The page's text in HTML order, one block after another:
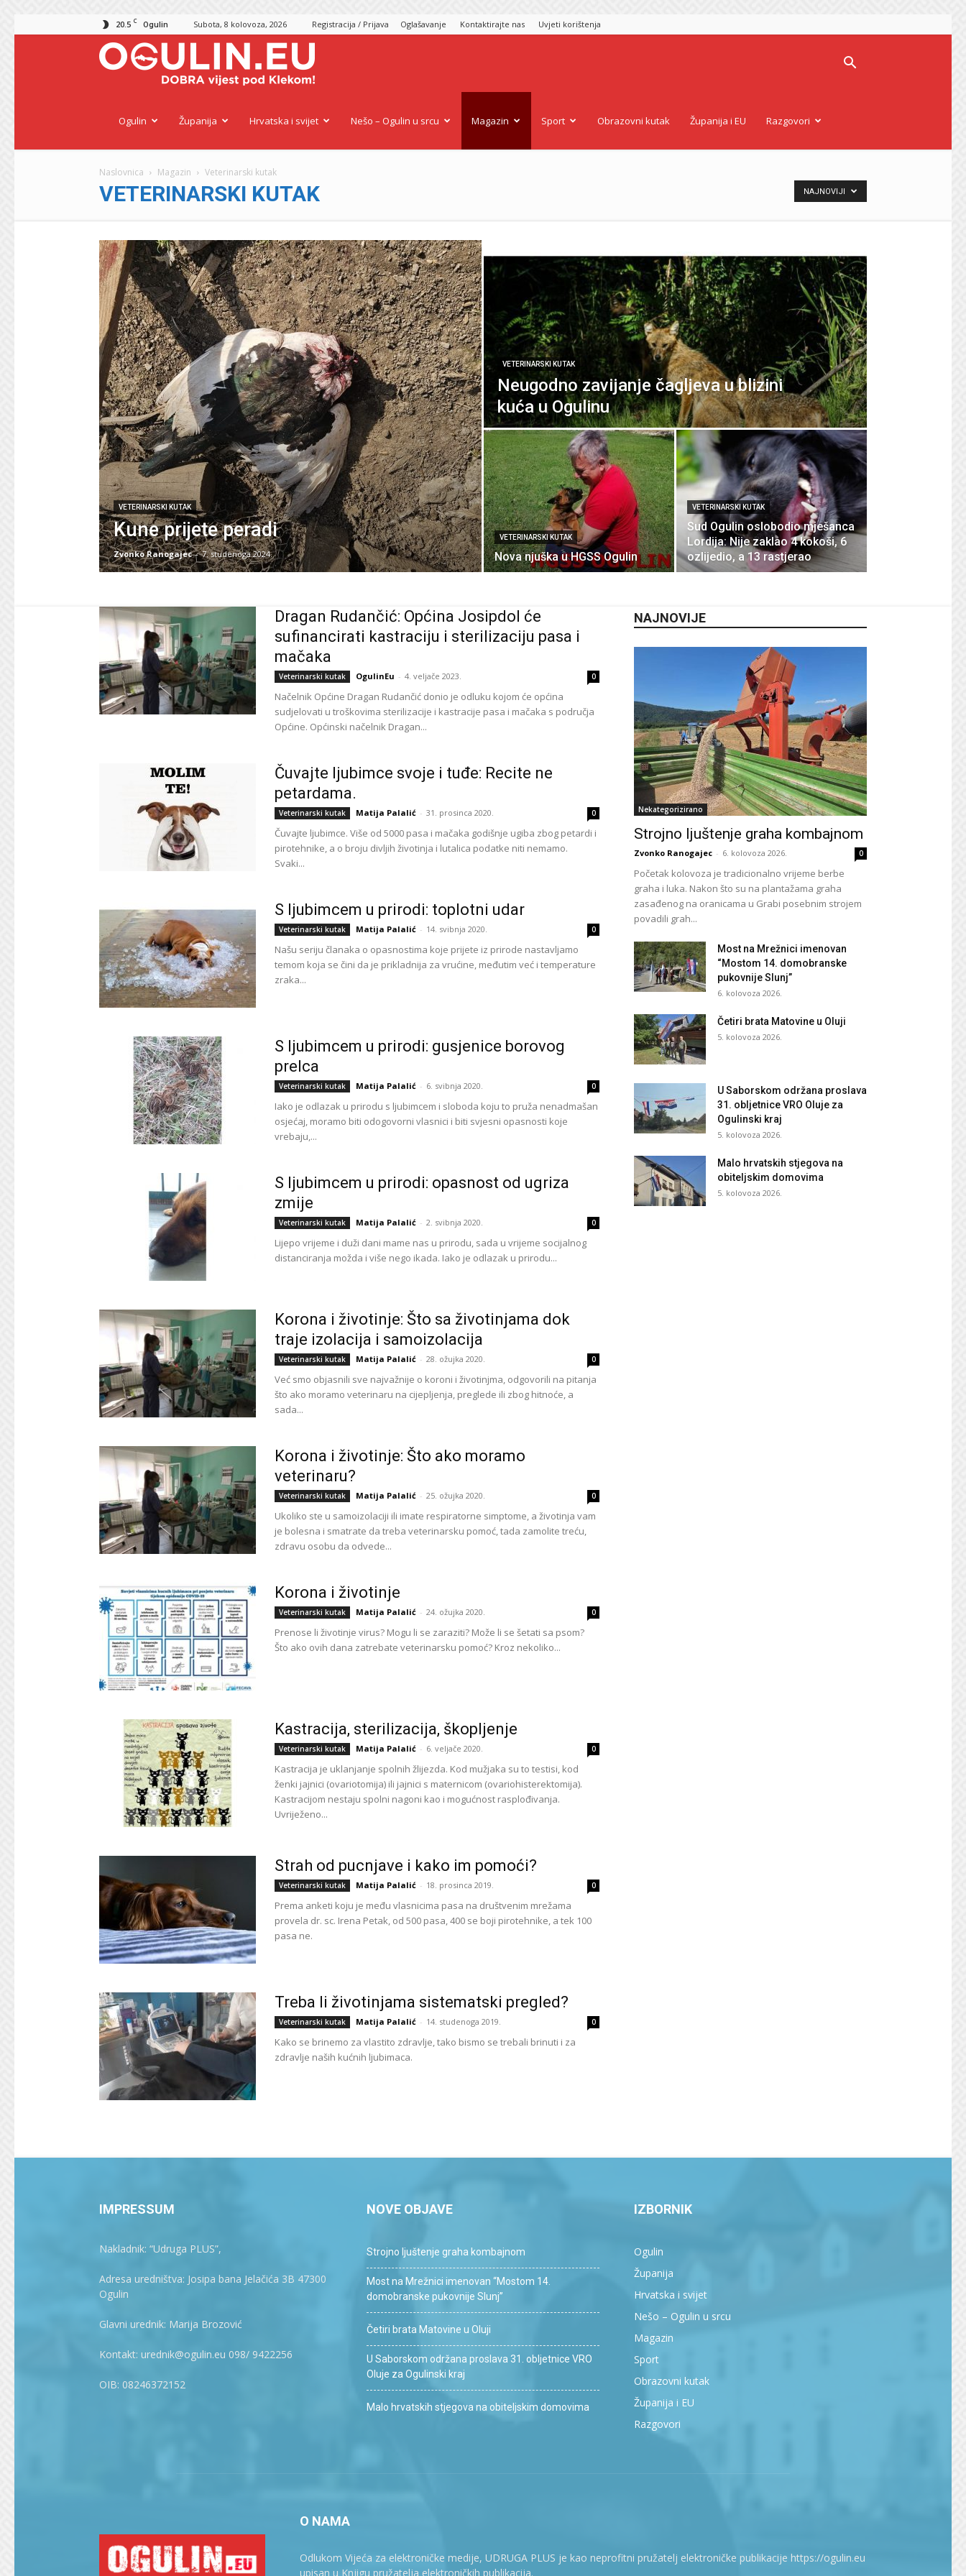
20.5 C Ogulin Subota, 8 kolovoza, 2026 Registracija / Prijava Oglašavanje Kontaktirajte nas Uvjeti korištenja
Ogulin.eu
Ogulin Županija Hrvatska i svijet Nešo – Ogulin u srcu Magazin Sport Obrazovni kutak Županija i EU Razgovori
Naslovnica Magazin Veterinarski kutak
VETERINARSKI KUTAK NAJNOVIJI
VETERINARSKI KUTAK
Kune prijete peradi
Zvonko Ranogajec - 7. studenoga 2024.
VETERINARSKI KUTAK
Neugodno zavijanje čagljeva u blizini
kuća u Ogulinu
VETERINARSKI KUTAK
Nova njuška u HGSS Ogulin
VETERINARSKI KUTAK
Sud Ogulin oslobodio mješanca
Lordija: Nije zaklao 4 kokoši, 6
ozlijedio, a 13 rastjerao
Dragan Rudančić: Općina Josipdol će
sufinancirati kastraciju i sterilizaciju pasa i
mačaka
Veterinarski kutak OgulinEu - 4. veljače 2023. 0
Načelnik Općine Dragan Rudančić donio je odluku kojom će općina
sudjelovati u troškovima sterilizacije i kastracije pasa i mačaka s područja
Općine. Općinski načelnik Dragan...
Čuvajte ljubimce svoje i tuđe: Recite ne
petardama.
Veterinarski kutak Matija Palalić - 31. prosinca 2020. 0
Čuvajte ljubimce. Više od 5000 pasa i mačaka godišnje ugiba zbog petardi i
pirotehnike, a o broju divljih životinja i lutalica podatke niti nemamo.
Svaki...
S ljubimcem u prirodi: toplotni udar
Veterinarski kutak Matija Palalić - 14. svibnja 2020. 0
Našu seriju članaka o opasnostima koje prijete iz prirode nastavljamo
temom koja se čini da je prikladnija za vrućine, međutim već i temperature
zraka...
S ljubimcem u prirodi: gusjenice borovog
prelca
Veterinarski kutak Matija Palalić - 6. svibnja 2020. 0
Iako je odlazak u prirodu s ljubimcem i sloboda koju to pruža nenadmašan
osjećaj, moramo biti odogovorni vlasnici i biti svjesni opasnosti koje
vrebaju,...
S ljubimcem u prirodi: opasnost od ugriza
zmije
Veterinarski kutak Matija Palalić - 2. svibnja 2020. 0
Lijepo vrijeme i duži dani mame nas u prirodu, sada u vrijeme socijalnog
distanciranja možda i više nego ikada. Iako je odlazak u prirodu...
Korona i životinje: Što sa životinjama dok
traje izolacija i samoizolacija
Veterinarski kutak Matija Palalić - 28. ožujka 2020. 0
Već smo objasnili sve najvažnije o koroni i životinjma, odgovorili na pitanja
što ako moramo veterinaru na cijepljenja, preglede ili zbog hitnoće, a
sada...
Korona i životinje: Što ako moramo
veterinaru?
Veterinarski kutak Matija Palalić - 25. ožujka 2020. 0
Ukoliko ste u samoizolaciji ili imate respiratorne simptome, a životinja vam
je bolesna i smatrate da treba veterinarsku pomoć, tada zamolite treću,
zdravu osobu da odvede...
Korona i životinje
Veterinarski kutak Matija Palalić - 24. ožujka 2020. 0
Prenose li životinje virus? Mogu li se zaraziti? Može li se šetati sa psom?
Što ako ovih dana zatrebate veterinarsku pomoć? Kroz nekoliko...
Kastracija, sterilizacija, škopljenje
Veterinarski kutak Matija Palalić - 6. veljače 2020. 0
Kastracija je uklanjanje spolnih žlijezda. Kod mužjaka su to testisi, kod
ženki jajnici (ovariotomija) ili jajnici s maternicom (ovariohisterektomija).
Kastracijom nestaju spolni nagoni kao i mogućnost rasplođivanja.
Uvriježeno...
Strah od pucnjave i kako im pomoći?
Veterinarski kutak Matija Palalić - 18. prosinca 2019. 0
Prema anketi koju je među vlasnicima pasa na društvenim mrežama
provela dr. sc. Irena Petak, od 500 pasa, 400 se boji pirotehnike, a tek 100
pasa ne.
Treba li životinjama sistematski pregled?
Veterinarski kutak Matija Palalić - 14. studenoga 2019. 0
Kako se brinemo za vlastito zdravlje, tako bismo se trebali brinuti i za
zdravlje naših kućnih ljubimaca.
NAJNOVIJE
Nekategorizirano
Strojno ljuštenje graha kombajnom
Zvonko Ranogajec - 6. kolovoza 2026. 0
Početak kolovoza je tradicionalno vrijeme berbe
graha i luka. Nakon što su na plantažama graha
zasađenog na oranicama u Grabi posebnim strojem
povadili grah...
Most na Mrežnici imenovan
“Mostom 14. domobranske
pukovnije Slunj”
6. kolovoza 2026.
Četiri brata Matovine u Oluji
5. kolovoza 2026.
U Saborskom održana proslava
31. obljetnice VRO Oluje za
Ogulinski kraj
5. kolovoza 2026.
Malo hrvatskih stjegova na
obiteljskim domovima
5. kolovoza 2026.
IMPRESSUM
Nakladnik: “Udruga PLUS”,
Adresa uredništva: Josipa bana Jelačića 3B 47300
Ogulin
Glavni urednik: Marija Brozović
Kontakt: urednik@ogulin.eu 098/ 9422256
OIB: 08246372152
NOVE OBJAVE
Strojno ljuštenje graha kombajnom
Most na Mrežnici imenovan “Mostom 14.
domobranske pukovnije Slunj”
Četiri brata Matovine u Oluji
U Saborskom održana proslava 31. obljetnice VRO
Oluje za Ogulinski kraj
Malo hrvatskih stjegova na obiteljskim domovima
IZBORNIK
Ogulin
Županija
Hrvatska i svijet
Nešo – Ogulin u srcu
Magazin
Sport
Obrazovni kutak
Županija i EU
Razgovori
O NAMA
Odlukom Vijeća za elektroničke medije, UDRUGA PLUS je kao neprofitni pružatelj elektroničke publikacije https://ogulin.eu
upisan u Knjigu pružatelja elektroničkih publikacija.